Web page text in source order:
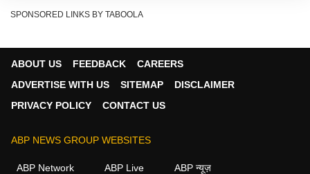
2026 तक, भारत में 46 विदेशी बैंक हैं जो जमा राशि (फिक्स्ड
SPONSORED LINKS BY TABOOLA
ABOUT US FEEDBACK
CAREERS
ADVERTISE WITH US
SITEMAP
DISCLAIMER
PRIVACY POLICY
CONTACT US
ABP NEWS GROUP WEBSITES
ABP Network ABP Live ABP न्यूज़